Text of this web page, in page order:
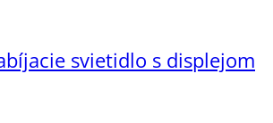
svietidlo s displejom